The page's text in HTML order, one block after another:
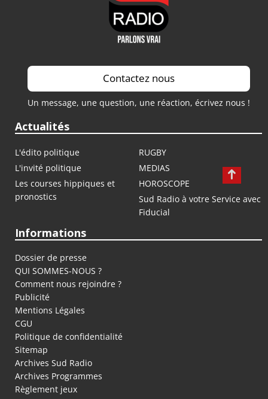
Contactez nous
Un message, une question, une réaction, écrivez nous !
Actualités
L'édito politique
RUGBY
L'invité politique
MEDIAS
Les courses hippiques et
pronostics
HOROSCOPE
Sud Radio à votre Service avec
Fiducial
Informations
Dossier de presse
QUI SOMMES-NOUS ?
Comment nous rejoindre ?
Publicité
Mentions Légales
CGU
Politique de confidentialité
Sitemap
Archives Sud Radio
Archives Programmes
Règlement jeux